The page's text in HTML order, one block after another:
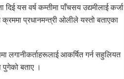
यस वर्ष कम्तीमा पाँचसय उद्यमीलाई कर्जा
प्रधानमन्त्री ओलीले यस्तो बताएका
लगानीकर्ताहरूलाई आकर्षित गर्न सहुलियत
पुगेको बताए ।